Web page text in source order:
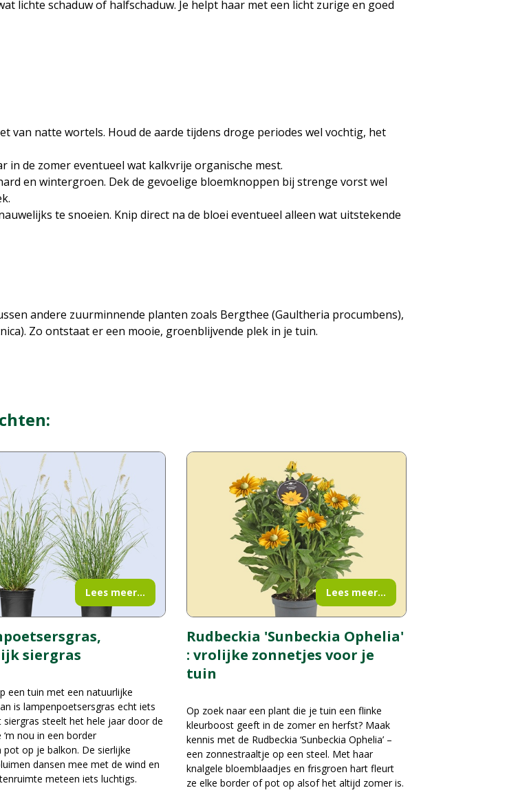
lichte schaduw of halfschaduw. Je helpt haar met een licht zurige en goed
van natte wortels. Houd de aarde tijdens droge periodes wel vochtig, het
de zomer eventueel wat kalkvrije organische mest.
en wintergroen. Dek de gevoelige bloemknoppen bij strenge vorst wel
te snoeien. Knip direct na de bloei eventueel alleen wat uitstekende
andere zuurminnende planten zoals Bergthee (Gaultheria procumbens),
Zo ontstaat er een mooie, groenblijvende plek in je tuin.
siergras
een tuin met een natuurlijke
is lampenpoetsersgras echt iets
steelt het hele jaar door de
nou in een border
pot op je balkon. De sierlijke
dansen mee met de wind en
meteen iets luchtigs.
Lees meer...
Rudbeckia 'Sunbeckia Ophelia'
: vrolijke zonnetjes voor je
tuin
Op zoek naar een plant die je tuin een flinke
kleurboost geeft in de zomer en herfst? Maak
kennis met de Rudbeckia ‘Sunbeckia Ophelia’ –
een zonnestraaltje op een steel. Met haar
knalgele bloemblaadjes en frisgroen hart fleurt
ze elke border of pot op alsof het altijd zomer is.
Lees meer...